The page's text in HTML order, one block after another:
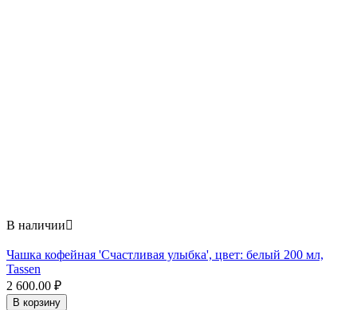
В наличии
Чашка кофейная 'Счастливая улыбка', цвет: белый 200 мл,
Tassen
2 600.00 ₽
В корзину